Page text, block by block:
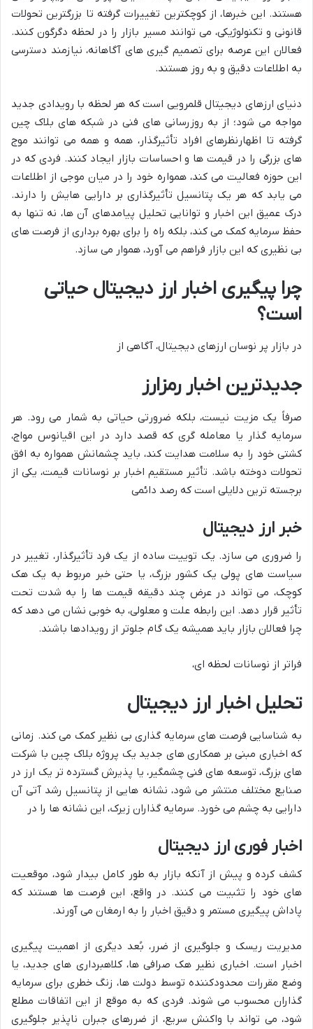
هستند. این خبرها، از کوچکترین تغییرات گرفته تا بزرگترین تحولات
قانونی و تکنولوژیکی، می توانند مسیر بازار را در لحظه دگرگون کنند.
فعالان این عرصه برای تصمیم گیری های آگاهانه، نیازمند دسترسی
به اطلاعات دقیق و به روز هستند.
دنیای ارزهای دیجیتال قلمرویی است که هر لحظه با رویدادی جدید
مواجه می شود؛ از به روزرسانی های فنی در شبکه های بلاک چین
گرفته تا اظهارنظرهای افراد تأثیرگذار، همه و همه می توانند موج
های بزرگی را در قیمت ها و احساسات بازار ایجاد کنند. فردی که در
این حوزه فعالیت می کند، همواره خود را در میان موجی از اطلاعات
می یابد که هر یک پتانسیل تأثیرگذاری بر دارایی هایش را دارند.
درک عمیق این اخبار و توانایی تحلیل پیامدهای آن ها، نه تنها به
حفظ سرمایه کمک می کند، بلکه راه را برای بهره برداری از فرصت های
بی نظیری که این بازار فراهم می آورد، هموار می سازد.
چرا پیگیری اخبار ارز دیجیتال حیاتی
است؟
در بازار پر نوسان ارزهای دیجیتال، آگاهی از
جدیدترین اخبار رمزارز
صرفاً یک مزیت نیست، بلکه ضرورتی حیاتی به شمار می رود. هر
سرمایه گذار یا معامله گری که قصد دارد در این اقیانوس مواج،
کشتی خود را به سلامت هدایت کند، باید چشمانش همواره به افق
تحولات دوخته باشد. تأثیر مستقیم اخبار بر نوسانات قیمت، یکی از
برجسته ترین دلایلی است که رصد دائمی
خبر ارز دیجیتال
را ضروری می سازد. یک توییت ساده از یک فرد تأثیرگذار، تغییر در
سیاست های پولی یک کشور بزرگ، یا حتی خبر مربوط به یک هک
کوچک، می تواند در عرض چند دقیقه قیمت ها را به شدت تحت
تأثیر قرار دهد. این رابطه علت و معلولی، به خوبی نشان می دهد که
چرا فعالان بازار باید همیشه یک گام جلوتر از رویدادها باشند.
فراتر از نوسانات لحظه ای،
تحلیل اخبار ارز دیجیتال
به شناسایی فرصت های سرمایه گذاری بی نظیر کمک می کند. زمانی
که اخباری مبنی بر همکاری های جدید یک پروژه بلاک چین با شرکت
های بزرگ، توسعه های فنی چشمگیر، یا پذیرش گسترده تر یک ارز در
صنایع مختلف منتشر می شود، نشانه هایی از پتانسیل رشد آتی آن
دارایی به چشم می خورد. سرمایه گذاران زیرک، این نشانه ها را در
اخبار فوری ارز دیجیتال
کشف کرده و پیش از آنکه بازار به طور کامل بیدار شود، موقعیت
های خود را تثبیت می کنند. در واقع، این فرصت ها هستند که
پاداش پیگیری مستمر و دقیق اخبار را به ارمغان می آورند.
مدیریت ریسک و جلوگیری از ضرر، بُعد دیگری از اهمیت پیگیری
اخبار است. اخباری نظیر هک صرافی ها، کلاهبرداری های جدید، یا
وضع مقررات محدودکننده توسط دولت ها، زنگ خطری برای سرمایه
گذاران محسوب می شوند. فردی که به موقع از این اتفاقات مطلع
شود، می تواند با واکنش سریع، از ضررهای جبران ناپذیر جلوگیری